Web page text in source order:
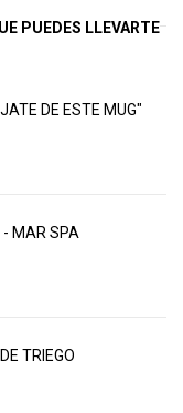
PUEDES LLEVARTE
DE ESTE MUG"
- MAR SPA
TRIEGO